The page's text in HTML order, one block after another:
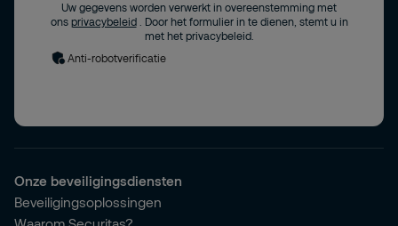
Uw gegevens worden verwerkt in overeenstemming met
ons privacybeleid
. Door het formulier in te dienen, stemt u in
met het privacybeleid.
Anti-robotverificatie
Onze beveiligingsdiensten
Beveiligingsoplossingen